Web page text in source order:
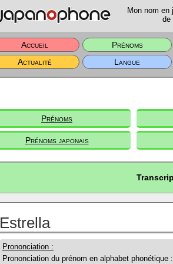
Mon nom en
de
Accueil Prénoms
Actualité
Langue
Prénoms
Prénoms japonais
Estrella
Prononciation :
Prononciation du prénom en alphabet phonétique :